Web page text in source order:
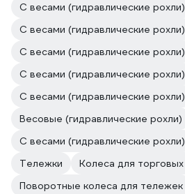
С весами (гидравлические рохли)
С весами (гидравлические рохли)
С весами (гидравлические рохли)
С весами (гидравлические рохли)
С весами (гидравлические рохли)
Весовые (гидравлические рохли)
С весами (гидравлические рохли)
Тележки
Колеса для
Поворотные колеса для тележек